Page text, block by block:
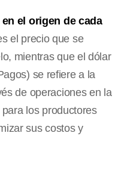
el origen de cada
el precio que se
mientras que el dólar
se refiere a la
de operaciones en la
los productores
sus costos y